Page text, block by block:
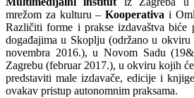
mrežom za kulturu – Kooperativa i
Različiti forme i prakse izdavaštva biće
događajima u Skoplju (održano u
novembra 2016.), u Novom Sadu
Zagrebu (februar 2017.), u okviru kojih
predstaviti male izdavače, edicije i
ovakav pristup autonomnim praksama.